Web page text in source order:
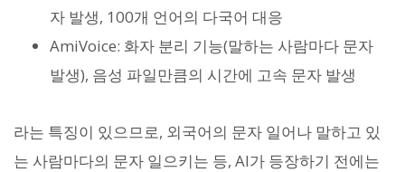
자 발생, 100개 언어의 다국어 대응
AmiVoice: 화자 분리 기능(말하는 사람마다 문자
발생), 음성 파일만큼의 시간에 고속 문자 발생
라는 특징이 있으므로, 외국어의 문자 일어나 말하고 있
는 사람마다의 문자 일으키는 등, AI가 등장하기 전에는